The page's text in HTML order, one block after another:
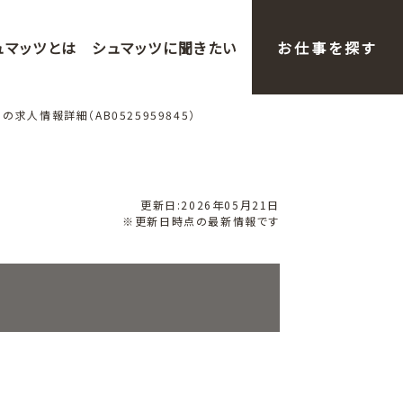
マッツとは シュマッツに聞きたい お仕事を探す
求人情報詳細（AB0525959845）
更新日:2026年05月21日
※更新日時点の最新情報です